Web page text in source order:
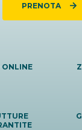
PRENOTA
ONLINE